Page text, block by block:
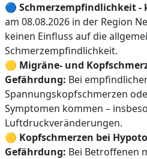
🔵 Schmerzempfindlichkeit -
am 08.08.2026 in der Region
keinen Einfluss auf die
Schmerzempfindlichkeit.
🟡 Migräne- und
Gefährdung: Bei
Spannungskopfschmerzen
Symptomen kommen –
Luftdruckveränderungen.
🟡 Kopfschmerzen bei
Gefährdung: Bei Betroffenen